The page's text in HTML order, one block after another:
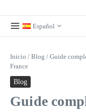
Español
Inicio / Blog / Guide
France
Blog
Guide